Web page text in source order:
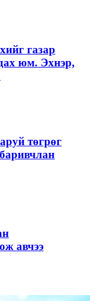
газар
юм. Эхнэр,
төгрөг
авчээ